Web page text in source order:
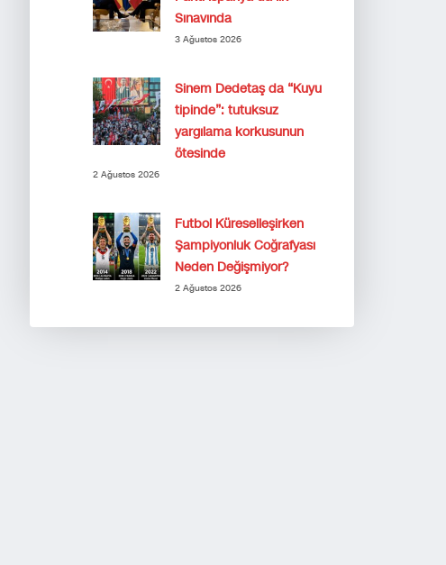
Sınavında
3 Ağustos 2026
Sinem Dedetaş da “Kuyu
tipinde”: tutuksuz
yargılama korkusunun
ötesinde
2 Ağustos 2026
Futbol Küreselleşirken
Şampiyonluk Coğrafyası
Neden Değişmiyor?
2 Ağustos 2026